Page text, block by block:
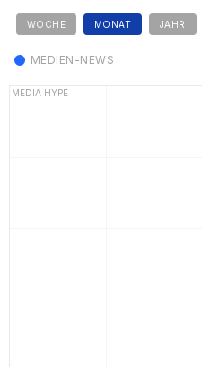
WOCHE MONAT JAHR
MEDIEN-NEWS